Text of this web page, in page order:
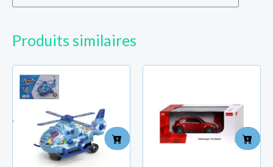
Produits similaires